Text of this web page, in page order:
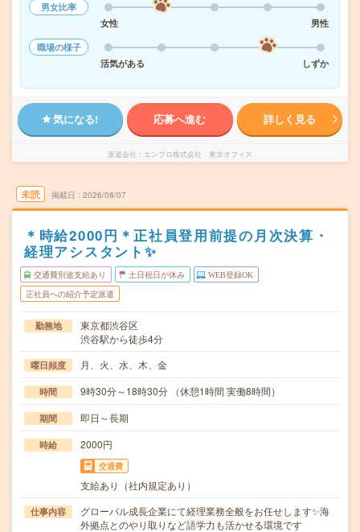
男女比率
女性
男性
職場の様子
活気がある
しずか
気になる! 応募へ進む 詳しく見る
派遣会社 エンプロ株式会社 東京オフィス
未読 掲載日 2026/08/07
＊時給2000円＊正社員登用前提の月次決算・
経理アシスタント✨
交通費別途支給あり 土日祝日が休み WEB登録OK
正社員への紹介予定派遣
勤務地
東京都渋谷区
渋谷駅から徒歩4分
曜日頻度 月、火、水、木、金
時間 9時30分～18時30分 （休憩1時間 実働8時間）
期間 即日～長期
時給 2000円
交通費
支給あり（社内規定あり）
仕事内容
グローバル成長企業にて経理業務全般をお任せします✨海
外拠点とのやり取りなど語学力も活かせる環境です